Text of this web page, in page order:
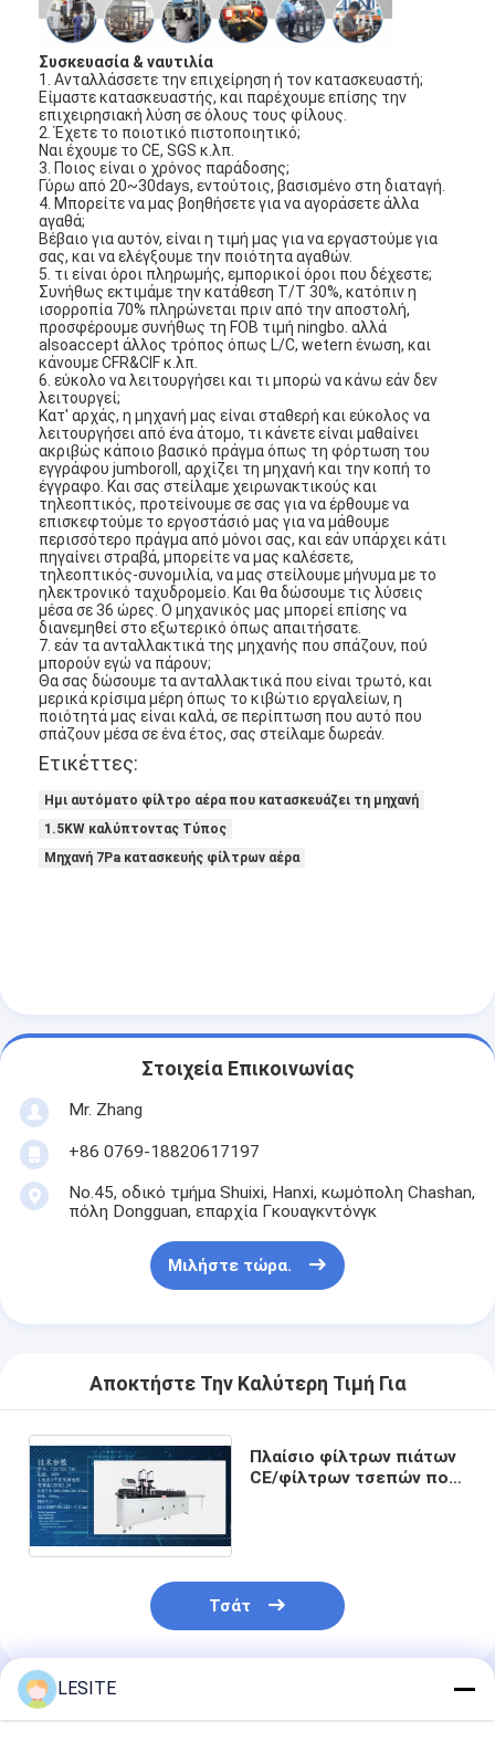
Σπίτι
Προϊόντα
Βίντεο
Σχετικά με εμάς
Επισκεψή εργοστασίου
Έλεγχος ποιότητας
Επικοινωνήστε μαζί μας
Ειδήσεις
Μιλήστε τώρα.
Φίλτρο αέρα που κατασκευάζει τη μηχανή
Μηχανή κατασκευής φίλτρων αέρα
Φίλτρο τσεπών που κατασκευάζει τη μηχανή
Αυτόματη μηχανή καρφώματος
Οξυγονοκολλητής πλαισίων
Φίλτρο τσαντών σκόνης
Origami που διπλώνει τη μηχανή
υπερηχητική ράβοντας μηχανή
φίλτρο αέρα Μηχανή κατασκευής πλαισίων
Φίλτρο τσαντών Hepa
Συσκευασία & ναυτιλία
1. Ανταλλάσσετε την επιχείρηση ή τον κατασκευαστή;
Είμαστε κατασκευαστής, και παρέχουμε επίσης την
επιχειρησιακή λύση σε όλους τους φίλους.
2. Έχετε το ποιοτικό πιστοποιητικό;
Ναι έχουμε το CE, SGS κ.λπ.
3. Ποιος είναι ο χρόνος παράδοσης;
Γύρω από 20~30days, εντούτοις, βασισμένο στη διαταγή.
4. Μπορείτε να μας βοηθήσετε για να αγοράσετε άλλα
αγαθά;
Βέβαιο για αυτόν, είναι η τιμή μας για να εργαστούμε για
σας, και να ελέγξουμε την ποιότητα αγαθών.
5. τι είναι όροι πληρωμής, εμπορικοί όροι που δέχεστε;
Συνήθως εκτιμάμε την κατάθεση T/T 30%, κατόπιν η
ισορροπία 70% πληρώνεται πριν από την αποστολή,
προσφέρουμε συνήθως τη FOB τιμή ningbo. αλλά
alsoaccept άλλος τρόπος όπως L/C, wetern ένωση, και
κάνουμε CFR&CIF κ.λπ.
6. εύκολο να λειτουργήσει και τι μπορώ να κάνω εάν δεν
λειτουργεί;
Κατ' αρχάς, η μηχανή μας είναι σταθερή και εύκολος να
λειτουργήσει από ένα άτομο, τι κάνετε είναι μαθαίνει
ακριβώς κάποιο βασικό πράγμα όπως τη φόρτωση του
εγγράφου jumboroll, αρχίζει τη μηχανή και την κοπή το
έγγραφο. Και σας στείλαμε χειρωνακτικούς και
τηλεοπτικός, προτείνουμε σε σας για να έρθουμε να
επισκεφτούμε το εργοστάσιό μας για να μάθουμε
περισσότερο πράγμα από μόνοι σας, και εάν υπάρχει κάτι
πηγαίνει στραβά, μπορείτε να μας καλέσετε,
τηλεοπτικός-συνομιλία, να μας στείλουμε μήνυμα με το
ηλεκτρονικό ταχυδρομείο. Και θα δώσουμε τις λύσεις
μέσα σε 36 ώρες. Ο μηχανικός μας μπορεί επίσης να
διανεμηθεί στο εξωτερικό όπως απαιτήσατε.
7. εάν τα ανταλλακτικά της μηχανής που σπάζουν, πού
μπορούν εγώ να πάρουν;
Θα σας δώσουμε τα ανταλλακτικά που είναι τρωτό, και
μερικά κρίσιμα μέρη όπως το κιβώτιο εργαλείων, η
ποιότητά μας είναι καλά, σε περίπτωση που αυτό που
σπάζουν μέσα σε ένα έτος, σας στείλαμε δωρεάν.
Ετικέττες:
Ημι αυτόματο φίλτρο αέρα που κατασκευάζει τη μηχανή
1.5KW καλύπτοντας Τύπος
Μηχανή 7Pa κατασκευής φίλτρων αέρα
Στοιχεία Επικοινωνίας
Mr. Zhang
+86 0769-18820617197
No.45, οδικό τμήμα Shuixi, Hanxi, κωμόπολη Chashan,
πόλη Dongguan, επαρχία Γκουαγκντόνγκ
Μιλήστε τώρα.
Αποκτήστε Την Καλύτερη Τιμή Για
Πλαίσιο φίλτρων πιάτων
CE/φίλτρων τσεπών που
Τσάτ
Συνιστώμενα Προϊόντα
LESITE